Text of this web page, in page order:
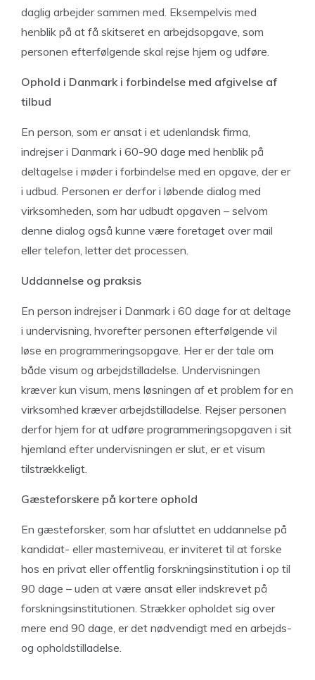
daglig arbejder sammen med. Eksempelvis med
henblik på at få skitseret en arbejdsopgave, som
personen efterfølgende skal rejse hjem og udføre.
Ophold i Danmark i forbindelse med afgivelse af
tilbud
En person, som er ansat i et udenlandsk firma,
indrejser i Danmark i 60-90 dage med henblik på
deltagelse i møder i forbindelse med en opgave, der er
i udbud. Personen er derfor i løbende dialog med
virksomheden, som har udbudt opgaven – selvom
denne dialog også kunne være foretaget over mail
eller telefon, letter det processen.
Uddannelse og praksis
En person indrejser i Danmark i 60 dage for at deltage
i undervisning, hvorefter personen efterfølgende vil
løse en programmeringsopgave. Her er der tale om
både visum og arbejdstilladelse. Undervisningen
kræver kun visum, mens løsningen af et problem for en
virksomhed kræver arbejdstilladelse. Rejser personen
derfor hjem for at udføre programmeringsopgaven i sit
hjemland efter undervisningen er slut, er et visum
tilstrækkeligt.
Gæsteforskere på kortere ophold
En gæsteforsker, som har afsluttet en uddannelse på
kandidat- eller masterniveau, er inviteret til at forske
hos en privat eller offentlig forskningsinstitution i op til
90 dage – uden at være ansat eller indskrevet på
forskningsinstitutionen. Strækker opholdet sig over
mere end 90 dage, er det nødvendigt med en arbejds-
og opholdstilladelse.